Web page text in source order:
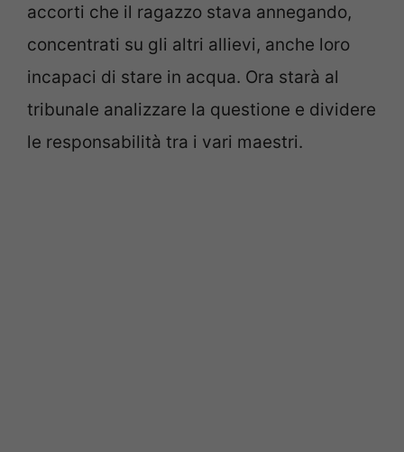
accorti che il ragazzo stava annegando,
concentrati su gli altri allievi, anche loro
incapaci di stare in acqua. Ora starà al
tribunale analizzare la questione e dividere
le responsabilità tra i vari maestri.